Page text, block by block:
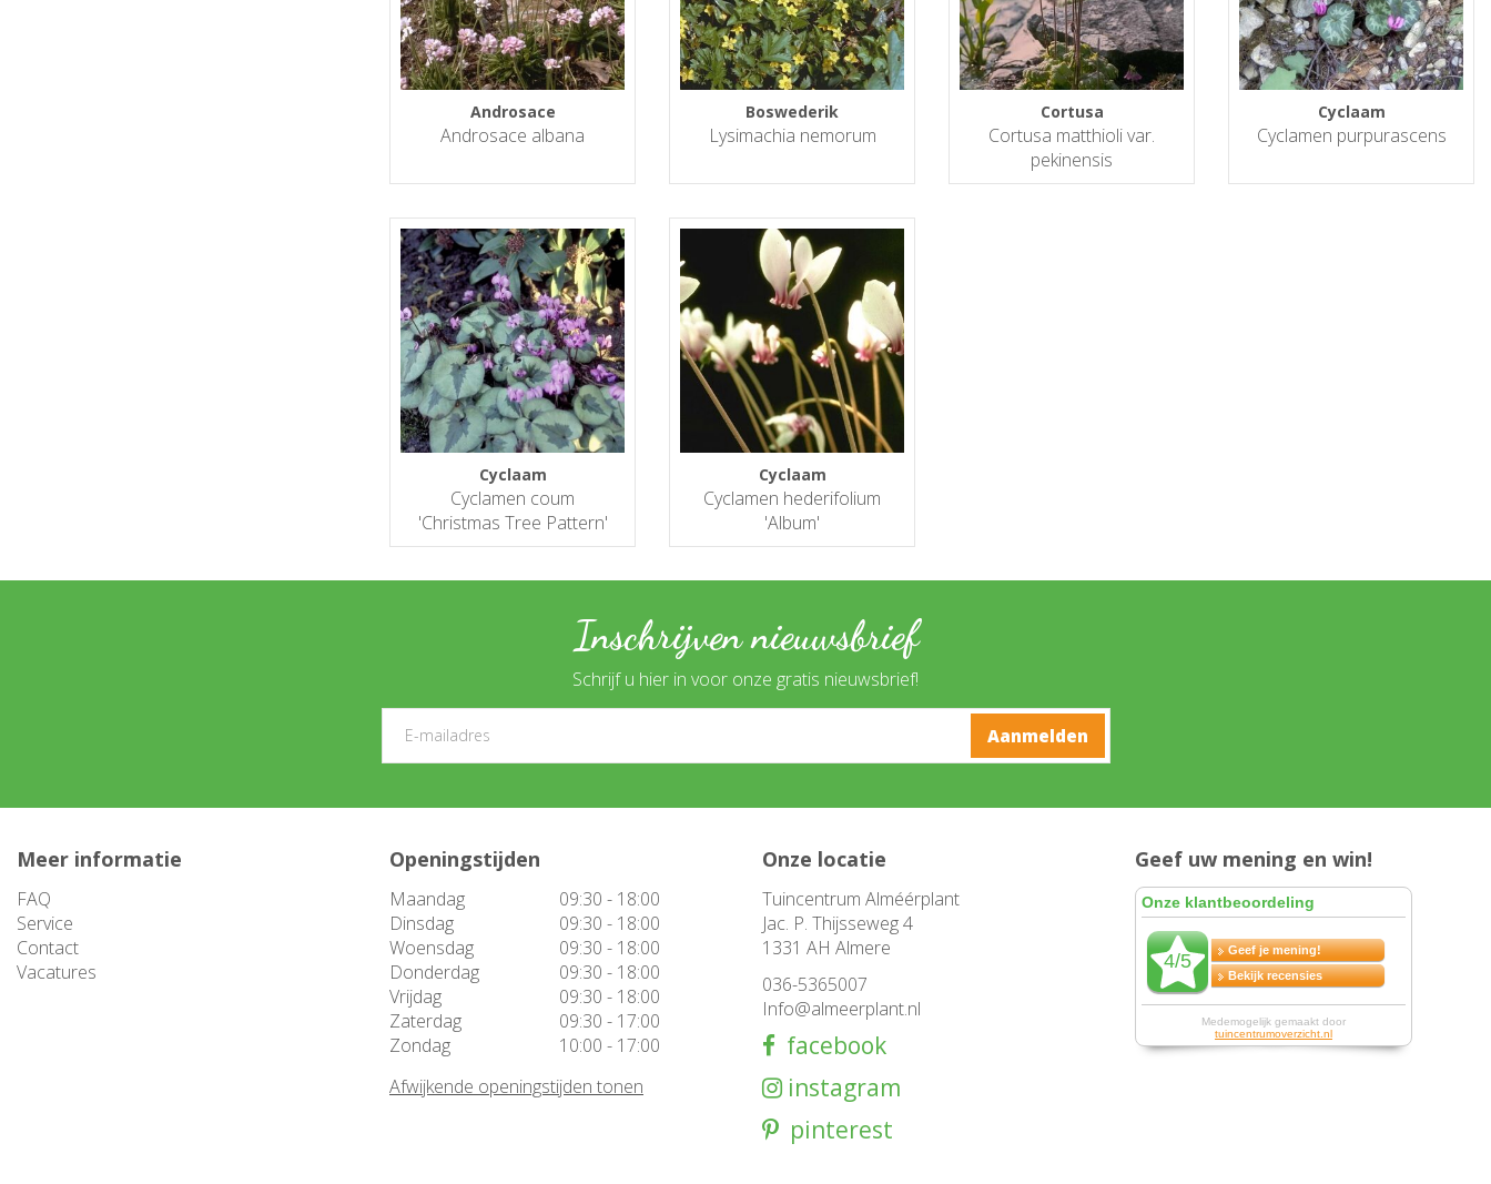
Androsace
Androsace albana
Boswederik
Lysimachia nemorum
Cortusa
Cortusa matthioli var.
pekinensis
Cyclaam
Cyclamen purpurascens
Cyclaam
Cyclamen coum
'Christmas Tree Pattern'
Cyclaam
Cyclamen hederifolium
'Album'
Inschrijven nieuwsbrief
Schrijf u hier in voor onze gratis nieuwsbrief!
Meer informatie
FAQ
Service
Contact
Vacatures
Openingstijden
Maandag
09:30 - 18:00
Dinsdag
09:30 - 18:00
Woensdag
09:30 - 18:00
Donderdag
09:30 - 18:00
Vrijdag
09:30 - 18:00
Zaterdag
09:30 - 17:00
Zondag
10:00 - 17:00
Afwijkende openingstijden tonen
Onze locatie
Tuincentrum Alméérplant
Jac. P. Thijsseweg 4
1331 AH Almere
036-5365007
Info@almeerplant.nl
facebook
instagram
pinterest
Geef uw mening en win!